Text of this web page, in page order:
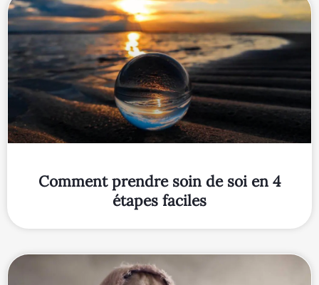
Comment prendre soin de soi en 4
étapes faciles